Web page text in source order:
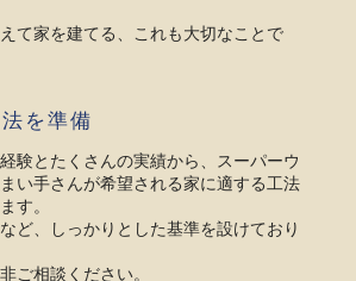
て家を建てる、これも大切なことで
を準備
験とたくさんの実績から、スーパーウ
い手さんが希望される家に適する工法
す。
ど、しっかりとした基準を設けており
ご相談ください。